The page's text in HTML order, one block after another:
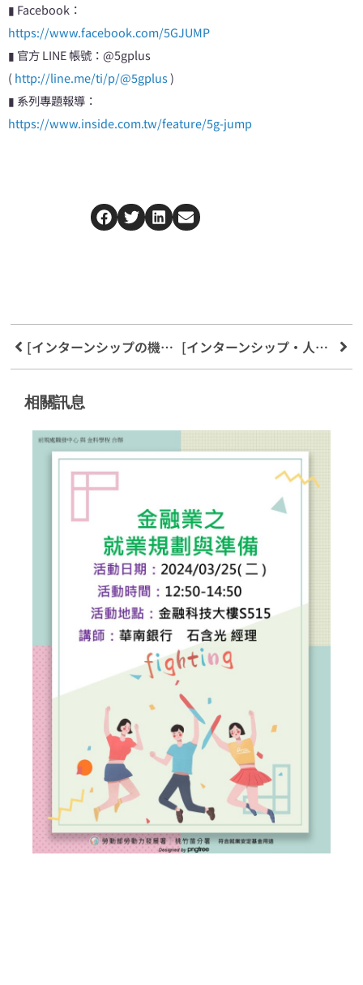
▮ Facebook：
https://www.facebook.com/5GJUMP
▮ 官方 LINE 帳號：@5gplus
( http://line.me/ti/p/@5gplus)
▮ 系列專題報導：
https://www.inside.com.tw/feature/5g-jump
[インターンシップの機会][あなたの未来はあなた次第]OPPOの専属代理店、Xinmao Global Taiwan 2022 New Star Recruitment Programが正式に開始 [インターンシップ・人材採用のチャンス]エラン情報【2022年人材採用 スマートデータキャリアブームを掴め！】 4/20.4/22 オンライン説明会
相關訊息